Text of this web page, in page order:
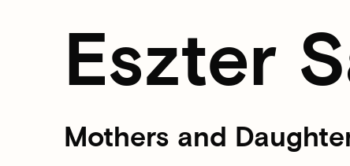
Eszter
Mothers and